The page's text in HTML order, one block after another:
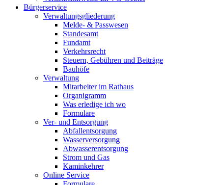
Bürgerservice
Verwaltungsgliederung
Melde- & Passwesen
Standesamt
Fundamt
Verkehrsrecht
Steuern, Gebühren und Beiträge
Bauhöfe
Verwaltung
Mitarbeiter im Rathaus
Organigramm
Was erledige ich wo
Formulare
Ver- und Entsorgung
Abfallentsorgung
Wasserversorgung
Abwasserentsorgung
Strom und Gas
Kaminkehrer
Online Service